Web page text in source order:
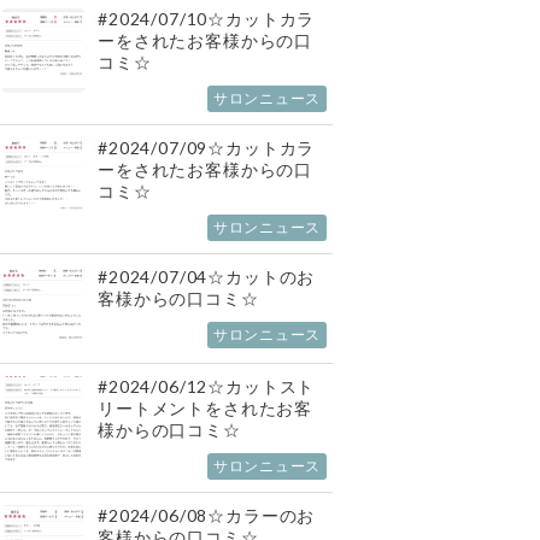
#2024/07/10☆カットカラ
ーをされたお客様からの口
コミ☆
サロンニュース
#2024/07/09☆カットカラ
ーをされたお客様からの口
コミ☆
サロンニュース
#2024/07/04☆カットのお
客様からの口コミ☆
サロンニュース
#2024/06/12☆カットスト
リートメントをされたお客
様からの口コミ☆
サロンニュース
#2024/06/08☆カラーのお